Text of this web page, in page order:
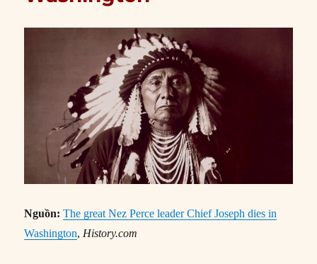
Nguồn:The great Nez Perce leader Chief Joseph dies in
Washington, History.com